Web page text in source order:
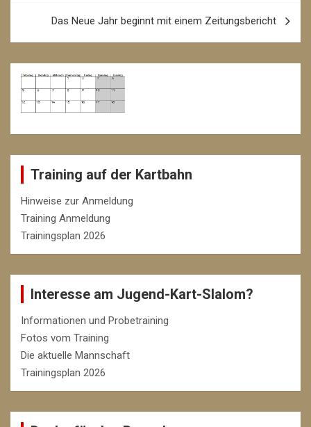
Das Neue Jahr beginnt mit einem Zeitungsbericht
Training auf der Kartbahn
Hinweise zur Anmeldung
Training Anmeldung
Trainingsplan 2026
Interesse am Jugend-Kart-Slalom?
Informationen und Probetraining
Fotos vom Training
Die aktuelle Mannschaft
Trainingsplan 2026